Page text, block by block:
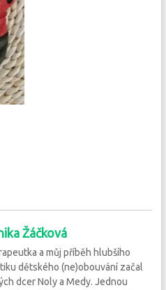
Žáčková
a můj příběh hlubšího
dětského (ne)obouvání začal
dcer Noly a Medy. Jednou